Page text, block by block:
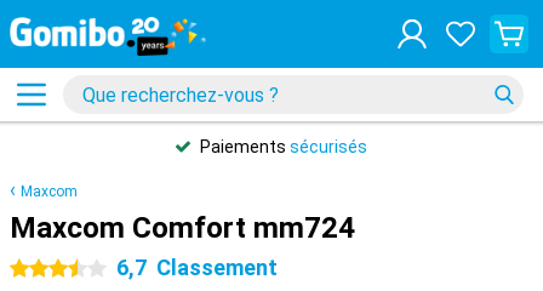
Paiements sécurisés
Maxcom
Maxcom Comfort mm724
3.5 étoiles 6,7 Classement